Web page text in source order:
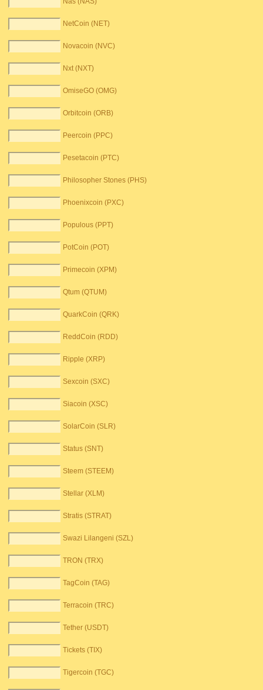
NetCoin (NET)
Novacoin (NVC)
Nxt (NXT)
OmiseGO (OMG)
Orbitcoin (ORB)
Peercoin (PPC)
Pesetacoin (PTC)
Philosopher Stones (PHS)
Phoenixcoin (PXC)
Populous (PPT)
PotCoin (POT)
Primecoin (XPM)
Qtum (QTUM)
QuarkCoin (QRK)
ReddCoin (RDD)
Ripple (XRP)
Sexcoin (SXC)
Siacoin (XSC)
SolarCoin (SLR)
Status (SNT)
Steem (STEEM)
Stellar (XLM)
Stratis (STRAT)
Swazi Lilangeni (SZL)
TRON (TRX)
TagCoin (TAG)
Terracoin (TRC)
Tether (USDT)
Tickets (TIX)
Tigercoin (TGC)